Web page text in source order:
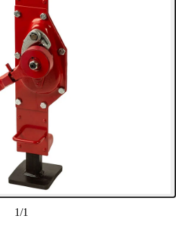
1/1